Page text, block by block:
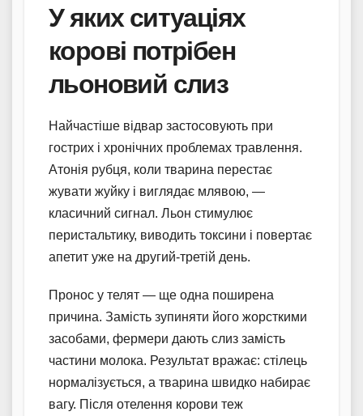
У яких ситуаціях
корові потрібен
льоновий слиз
Найчастіше відвар застосовують при
гострих і хронічних проблемах травлення.
Атонія рубця, коли тварина перестає
жувати жуйку і виглядає млявою, —
класичний сигнал. Льон стимулює
перистальтику, виводить токсини і повертає
апетит уже на другий-третій день.
Пронос у телят — ще одна поширена
причина. Замість зупиняти його жорсткими
засобами, фермери дають слиз замість
частини молока. Результат вражає: стілець
нормалізується, а тварина швидко набирає
вагу. Після отелення корови теж